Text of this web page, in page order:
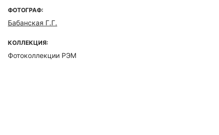
ФОТОГРАФ:
Бабанская Г.Г.
КОЛЛЕКЦИЯ:
Фотоколлекции РЭМ